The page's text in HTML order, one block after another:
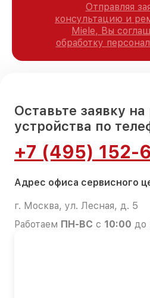
Отправляя
консультацию и
Miele, Вы
обработку
Оставьте заявку
устройства по
+7 (495) 152-
Адрес офиса сервисного
г. Москва, ул. Лесная, д. 5
Работаем ПН-ВС с 10:00 до